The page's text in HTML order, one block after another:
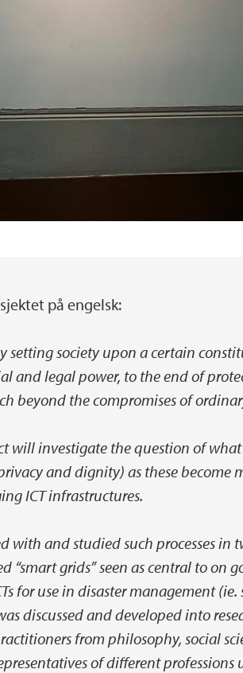
på engelsk:
setting society upon a certain
and legal power, to the end of
beyond the compromises of
will investigate the question of
and dignity) as these
ICT infrastructures.
with and studied such processes in
“smart grids” seen as central to on
for use in disaster management (ie.
discussed and developed into
from philosophy, social
of different professions